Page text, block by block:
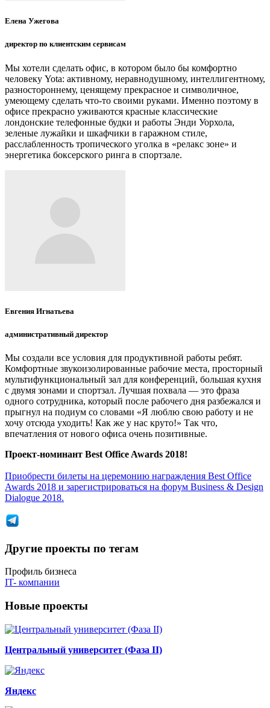
Елена Ужегова
директор по клиентским сервисам
Мы хотели сделать офис, в котором было бы комфортно
человеку Yota: активному, неравнодушному, интеллигентному,
разностороннему, ценящему прекрасное и символичное,
умеющему сделать что-то своими руками. Именно поэтому в
офисе прекрасно уживаются красные классические
лондонские телефонные будки и работы Энди Уорхола,
зеленые лужайки и шкафчики в гаражном стиле,
расслабленность тропического уголка в «релакс зоне» и
энергетика боксерского ринга в спортзале.
Евгения Игнатьева
административный директор
Мы создали все условия для продуктивной работы ребят.
Комфортные звукоизолированные рабочие места, просторный
мультифункциональный зал для конференций, большая кухня
с двумя зонами и спортзал. Лучшая похвала — это фраза
одного сотрудника, который после рабочего дня разбежался и
прыгнул на подиум со словами «Я люблю свою работу и не
хочу отсюда уходить! Как же у нас круто!» Так что,
впечатления от нового офиса очень позитивные.
Проект-номинант Best Office Awards 2018!
Приобрести билеты на церемонию награждения Best Office
Awards 2018 и зарегистрироваться на форум Business & Design
Dialogue 2018.
Другие проекты по тегам
Профиль бизнеса
IT- компании
Новые проекты
Центральный университет (Фаза II)
Яндекс